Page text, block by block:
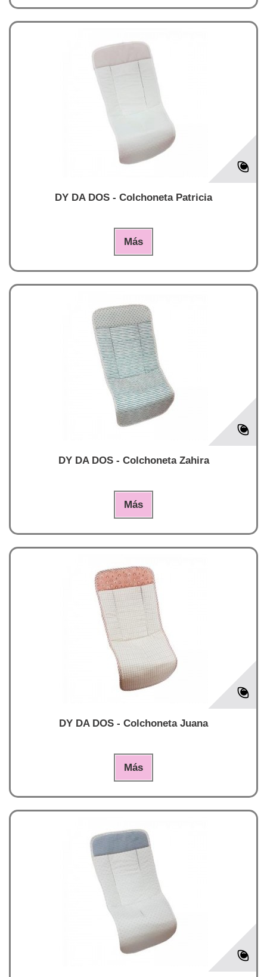
DY DA DOS - Colchoneta Patricia
Más
DY DA DOS - Colchoneta Zahira
Más
DY DA DOS - Colchoneta Juana
Más